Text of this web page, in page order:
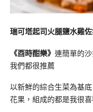
瑞可塔起司火腿鹽水雞
《酉時酣樂》 連簡單的
我們都很推薦
以新鮮的綜合生菜為基
花果，組成的都是我很